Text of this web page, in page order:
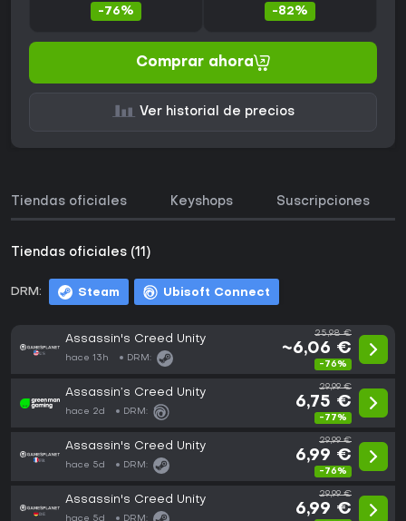
-76% -82%
Comprar ahora
Ver historial de precios
Tiendas oficiales Keyshops Suscripciones
Tiendas oficiales (11)
DRM: Steam Ubisoft Connect
Assassin's Creed Unity
hace 13h DRM:
25,98 €
~6,06 €
-76%
Assassin’s Creed Unity
hace 2d DRM:
29,99 €
6,75 €
-77%
Assassin's Creed Unity
hace 5d DRM:
29,99 €
6,99 €
-76%
Assassin's Creed Unity
hace 5d DRM:
29,99 €
6,99 €